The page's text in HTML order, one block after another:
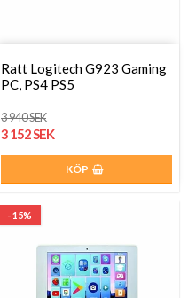
Ratt Logitech G923 Gaming
PC, PS4 PS5
3 940 SEK
3 152 SEK
KÖP
- 15%